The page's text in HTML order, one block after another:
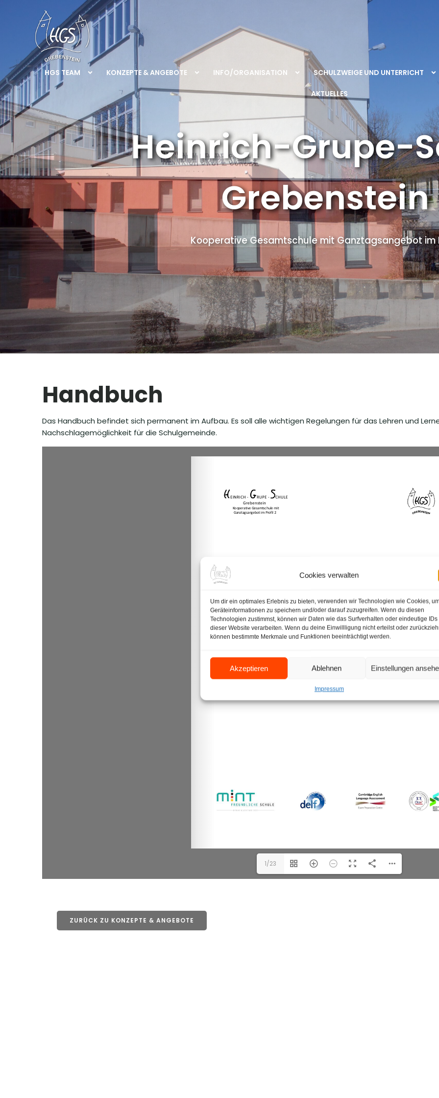
Cookies verwalten
Um dir ein optimales Erlebnis zu bieten, verwenden wir Technologien wie Cookies,
Geräteinformationen zu speichern und/oder darauf zuzugreifen. Wenn du diesen
Technologien zustimmst, können wir Daten wie das Surfverhalten oder eindeutige IDs
dieser Website verarbeiten. Wenn du deine Einwillligung nicht erteilst oder
können bestimmte Merkmale und Funktionen beeinträchtigt werden.
Akzeptieren Ablehnen Einstellungen
Impressum
HGS TEAM KONZEPTE & ANGEBOTE INFO/ORGANISATION SCHULZWEIGE UND UNTERRICHT
AKTUELLES
Heinrich-Grupe-
Grebenstein
Kooperative Gesamtschule mit Ganztagsangebot im
Handbuch
Das Handbuch befindet sich permanent im Aufbau. Es soll alle wichtigen Regelungen für das Lehren und
Nachschlagemöglichkeit für die Schulgemeinde.
1/23
ZURÜCK ZU KONZEPTE & ANGEBOTE